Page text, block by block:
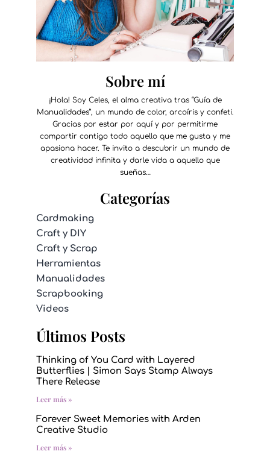
Sobre mí
¡Hola! Soy Celes, el alma creativa tras “Guía de
Manualidades”, un mundo de color, arcoíris y confeti.
Gracias por estar por aquí y por permitirme
compartir contigo todo aquello que me gusta y me
apasiona hacer. Te invito a descubrir un mundo de
creatividad infinita y darle vida a aquello que
sueñas…
Categorías
Cardmaking
Craft y DIY
Craft y Scrap
Herramientas
Manualidades
Scrapbooking
Videos
Últimos Posts
Thinking of You Card with Layered
Butterflies | Simon Says Stamp Always
There Release
Leer más »
Forever Sweet Memories with Arden
Creative Studio
Leer más »